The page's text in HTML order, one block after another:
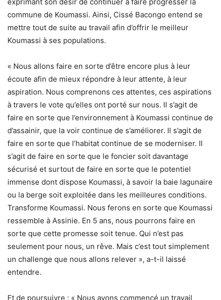
commune de Koumassi. Ainsi, Cissé Bacongo entend se
mettre tout de suite au travail afin d’offrir le meilleur
Koumassi à ses populations.
« Nous allons faire en sorte d’être encore plus à leur
écoute afin de mieux répondre à leur attente, à leur
aspiration. Nous comprenons ces attentes, ces aspirations
à travers le vote qu’elles ont porté sur nous. Il s’agit de
faire en sorte que l’environnement à Koumassi continue de
d’assainir, que la voir continue de s’améliorer. Il s’agit de
faire en sorte que l’habitat continue de se moderniser. Il
s’agit de faire en sorte que le foncier soit davantage
sécurisé et surtout de faire en sorte que le potentiel
immense dont dispose Koumassi, à savoir la baie lagunaire
ou la berge soit exploitée dans les meilleures conditions.
Transforme Koumassi. Nous ferons en sorte que Koumassi
ressemble à Assinie. En 5 ans, nous pourrons faire en
sorte que cette promesse soit tenue. Qui n’est pas
seulement pour nous, un rêve. Mais c’est tout simplement
un challenge que nous allons relever », a-t-il laissé
entendre.
Et de poursuivre : « Nous avons commencé un travail